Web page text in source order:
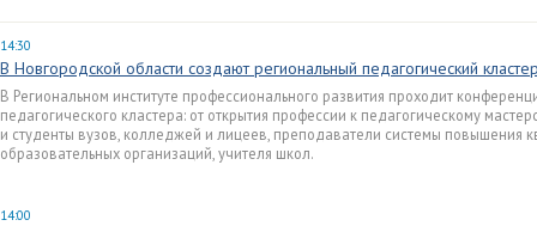
14:30
В Новгородской области создают региональный педагогический
В Региональном институте профессионального развития проходит
педагогического кластера: от открытия профессии к педагогическому
и студенты вузов, колледжей и лицеев, преподаватели системы повышения
образовательных организаций, учителя школ.
14:00